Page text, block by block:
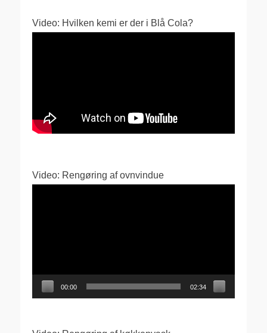
Video: Hvilken kemi er der i Blå Cola?
Video: Rengøring af ovnvindue
00:00 02:34